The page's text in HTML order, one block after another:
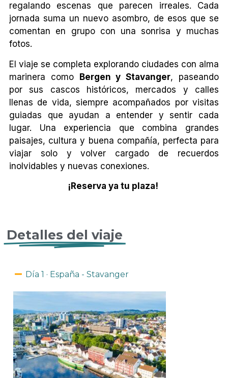
regalando escenas que parecen irreales. Cada
jornada suma un nuevo asombro, de esos que se
comentan en grupo con una sonrisa y muchas
fotos.
El viaje se completa explorando ciudades con alma
marinera como Bergen y Stavanger, paseando
por sus cascos históricos, mercados y calles
llenas de vida, siempre acompañados por visitas
guiadas que ayudan a entender y sentir cada
lugar. Una experiencia que combina grandes
paisajes, cultura y buena compañía, perfecta para
viajar solo y volver cargado de recuerdos
inolvidables y nuevas conexiones.
¡Reserva ya tu plaza!
Detalles del viaje
Día 1 · España - Stavanger